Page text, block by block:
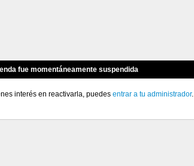
fue momentáneamente suspendida
interés en reactivarla, puedes entrar a tu administrador.